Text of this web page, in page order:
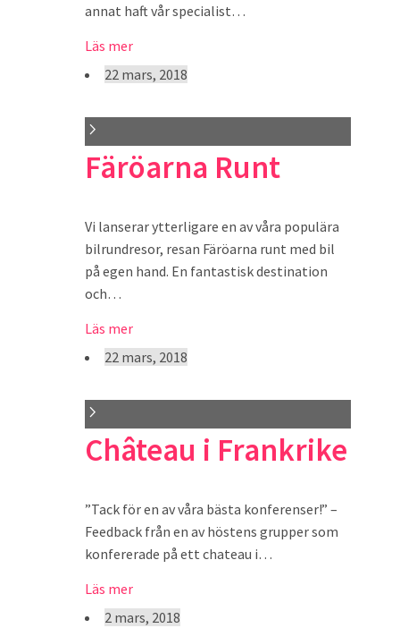
annat haft vår specialist…
Läs mer
22 mars, 2018
Färöarna Runt
Vi lanserar ytterligare en av våra populära
bilrundresor, resan Färöarna runt med bil
på egen hand. En fantastisk destination
och…
Läs mer
22 mars, 2018
Château i Frankrike
”Tack för en av våra bästa konferenser!” –
Feedback från en av höstens grupper som
konfererade på ett chateau i…
Läs mer
2 mars, 2018